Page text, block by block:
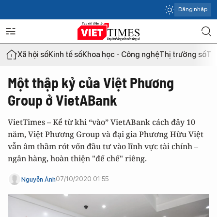
Đăng nhập
Xã hội sốKinh tế sốKhoa học - Công nghệThị trường số
Một thập kỷ của Việt Phương
Group ở VietABank
VietTimes – Kể từ khi “vào” VietABank cách đây 10
năm, Việt Phương Group và đại gia Phương Hữu Việt
vẫn âm thầm rót vốn đầu tư vào lĩnh vực tài chính –
ngân hàng, hoàn thiện "đế chế" riêng.
Nguyễn Ánh07/10/2020 01:55